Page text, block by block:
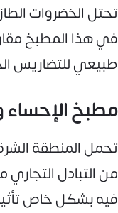
تحتل الخضروات
في هذا المطبخ
طبيعي للتضاريس
مطبخ الإحساء
تحمل المنطقة
من التبادل التجاري
فيه بشكل خاص